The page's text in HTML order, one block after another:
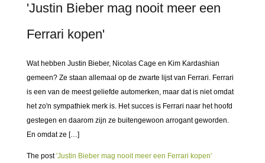
'Justin Bieber mag nooit meer een
Ferrari kopen'
Wat hebben Justin Bieber, Nicolas Cage en Kim Kardashian
gemeen? Ze staan allemaal op de zwarte lijst van Ferrari. Ferrari
is een van de meest geliefde automerken, maar dat is niet omdat
het zo'n sympathiek merk is. Het succes is Ferrari naar het hoofd
gestegen en daarom zijn ze buitengewoon arrogant geworden.
En omdat ze […]
The post'Justin Bieber mag nooit meer een Ferrari kopen'